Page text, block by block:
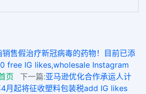
销售假治疗新冠病毒的药物！目前已添
free IG likes,wholesale Instagram
页 下一篇:亚马逊优化合作承运人计
月起将征收塑料包装税add IG likes